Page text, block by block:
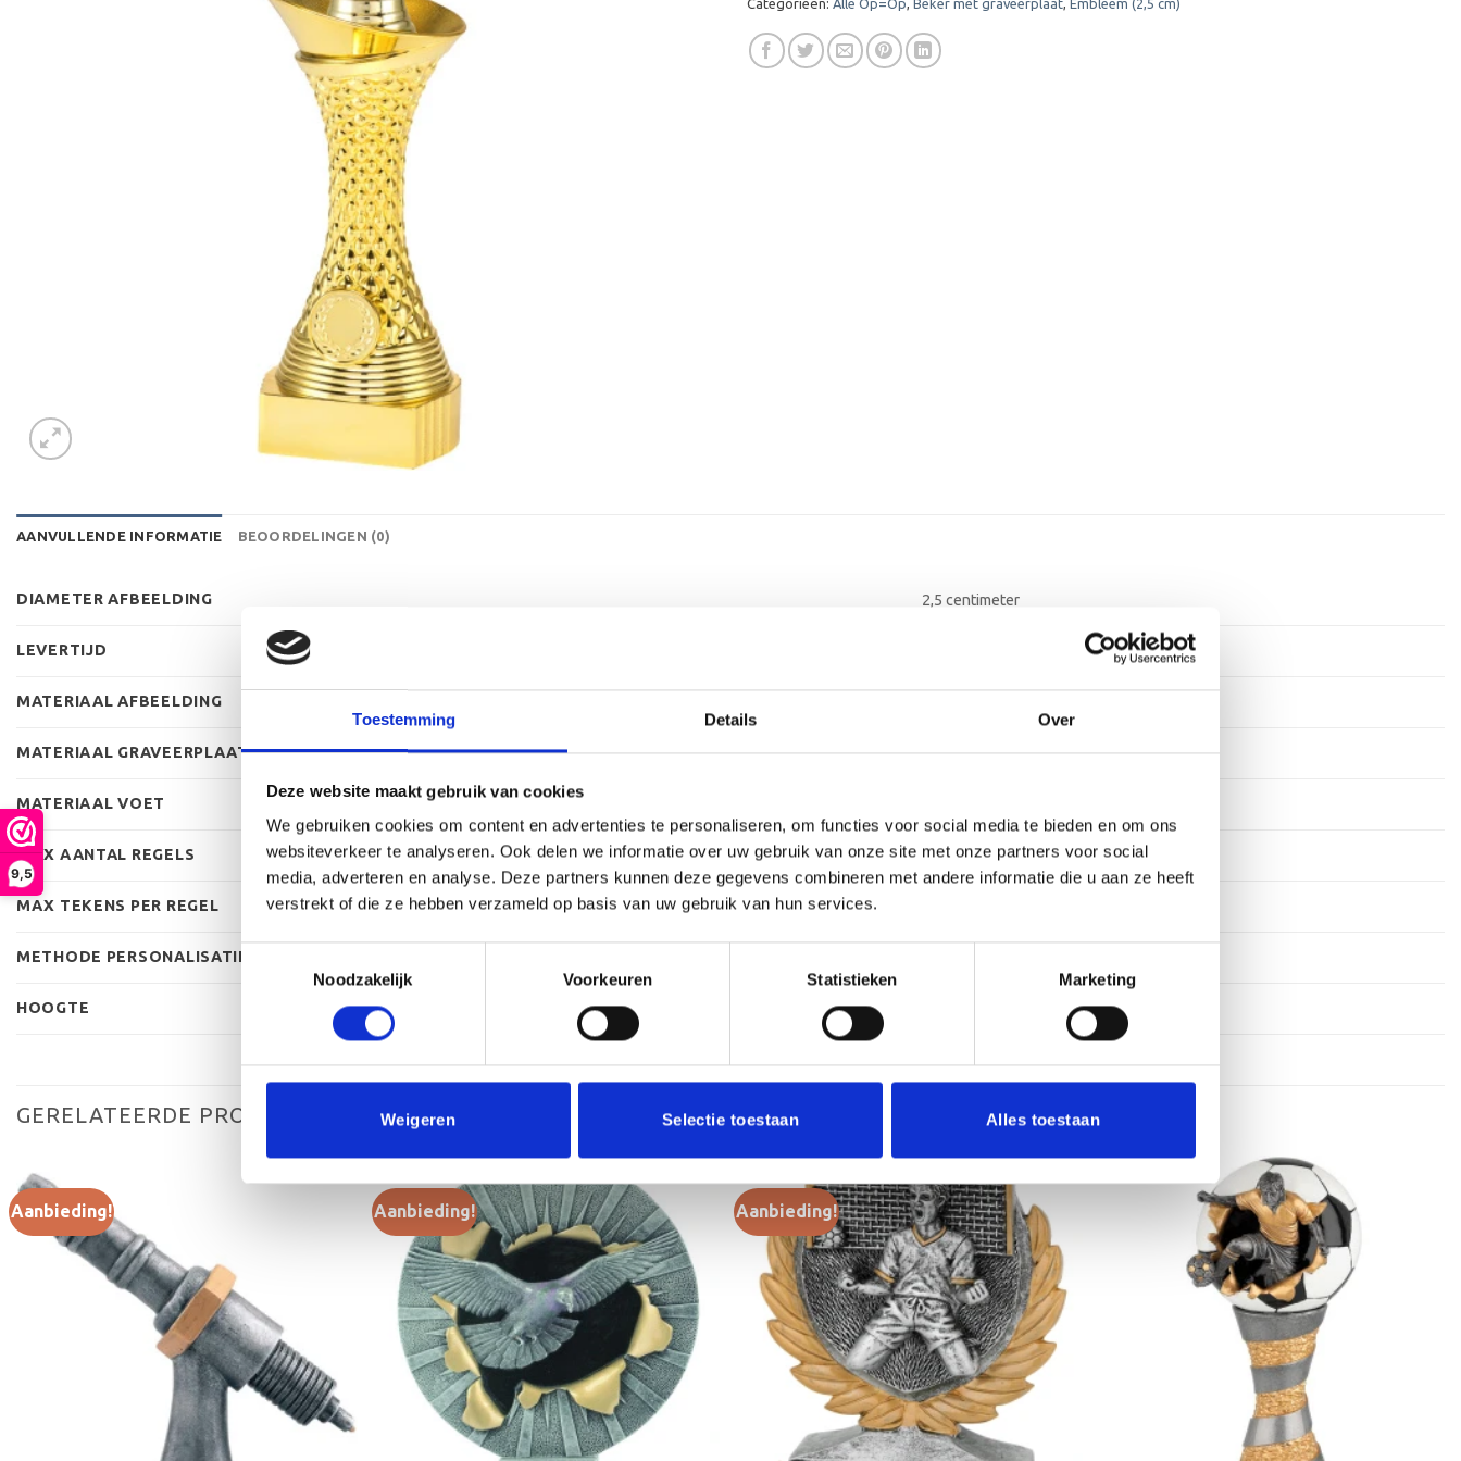
Toestemming Details Over
Deze website maakt gebruik van cookies
We gebruiken cookies om content en advertenties te personaliseren, om functies voor social media te bieden en om ons
websiteverkeer te analyseren. Ook delen we informatie over uw gebruik van onze site met onze partners voor social
media, adverteren en analyse. Deze partners kunnen deze gegevens combineren met andere informatie die u aan ze heeft
verstrekt of die ze hebben verzameld op basis van uw gebruik van hun services.
Toestemmingsselectie
Noodzakelijk
Voorkeuren Statistieken Marketing
Weigeren Selectie toestaan Alles toestaan
9,5
AANVULLENDE INFORMATIE BEOORDELINGEN (0)
DIAMETER AFBEELDING 2,5 centimeter
LEVERTIJD
MATERIAAL AFBEELDING
MATERIAAL GRAVEERPLAAT Aluminium
MATERIAAL VOET
MAX AANTAL REGELS 3 regels
MAX TEKENS PER REGEL
METHODE PERSONALISATIE
HOOGTE
GERELATEERDE PRODUCTEN
Aanbieding! Aanbieding!
Toevoegen
aan
verlanglijst
Aanbieding!
Toevoegen
aan
verlanglijst